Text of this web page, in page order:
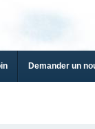
Demander un